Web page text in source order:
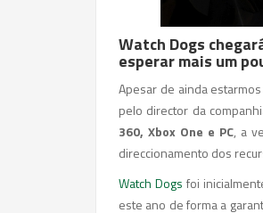
Watch Dogs
esperar mais um
Apesar de ainda
pelo director da
360, Xbox One e PC, a
direccionamento dos
Watch Dogs foi
este ano de forma a